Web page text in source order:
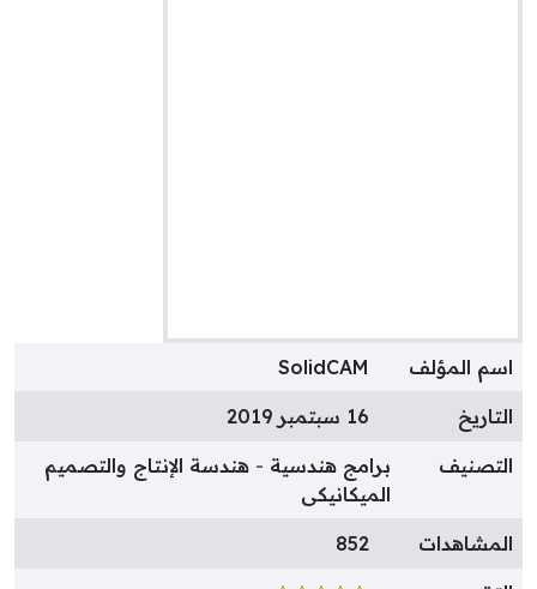
المؤلف SolidCAM
برامج هندسية
هندسة الإنتاج والتصميم
الميكانيكى
852